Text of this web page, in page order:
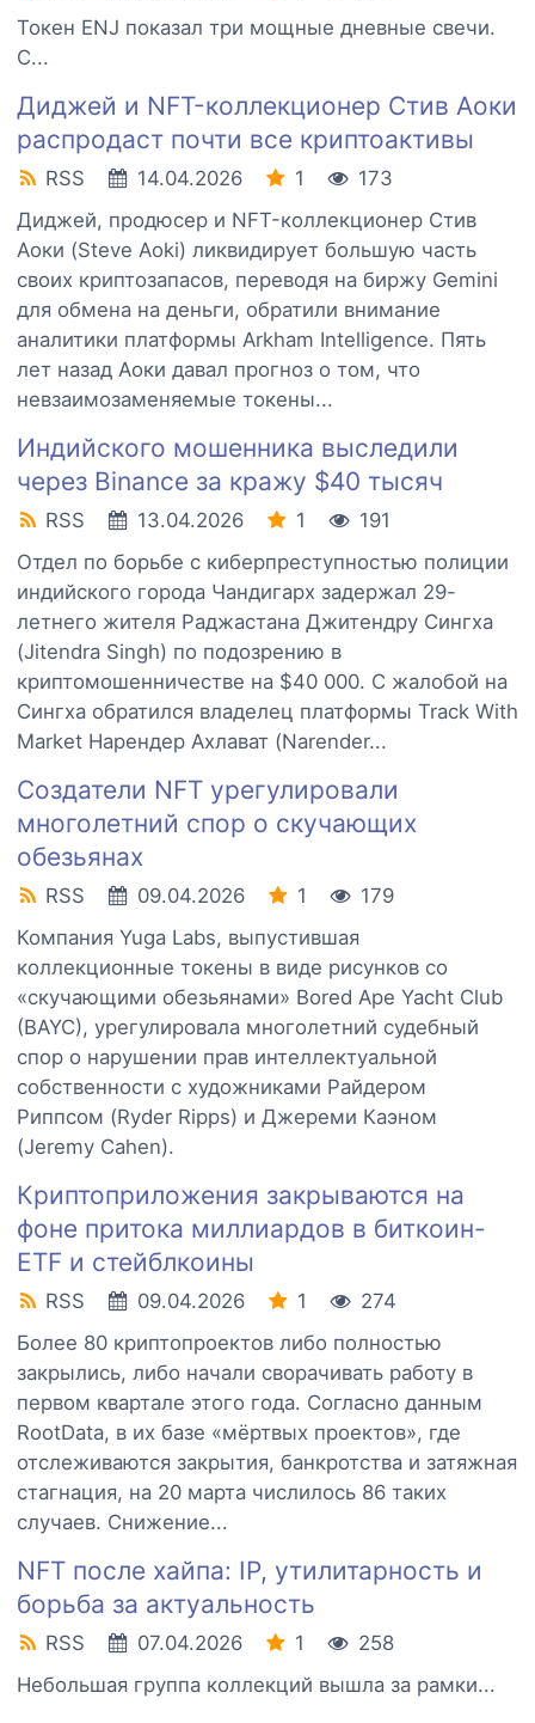
Токен ENJ показал три мощные дневные свечи.
С...
Диджей и NFT-коллекционер Стив Аоки
распродаст почти все криптоактивы
RSS 14.04.2026 1
173
Диджей, продюсер и NFT-коллекционер Стив
Аоки (Steve Aoki) ликвидирует большую часть
своих криптозапасов, переводя на биржу Gemini
для обмена на деньги, обратили внимание
аналитики платформы Arkham Intelligence. Пять
лет назад Аоки давал прогноз о том, что
невзаимозаменяемые токены...
Индийского мошенника выследили
через Binance за кражу $40 тысяч
RSS 13.04.2026 1
191
Отдел по борьбе с киберпреступностью полиции
индийского города Чандигарх задержал 29-
летнего жителя Раджастана Джитендру Сингха
(Jitendra Singh) по подозрению в
криптомошенничестве на $40 000. С жалобой на
Сингха обратился владелец платформы Track With
Market Нарендер Ахлават (Narender...
Создатели NFT урегулировали
многолетний спор о скучающих
обезьянах
RSS 09.04.2026 1
179
Компания Yuga Labs, выпустившая
коллекционные токены в виде рисунков со
«скучающими обезьянами» Bored Ape Yacht Club
(BAYC), урегулировала многолетний судебный
спор о нарушении прав интеллектуальной
собственности с художниками Райдером
Риппсом (Ryder Ripps) и Джереми Каэном
(Jeremy Cahen).
Криптоприложения закрываются на
фоне притока миллиардов в биткоин-
ETF и стейблкоины
RSS 09.04.2026 1
274
Более 80 криптопроектов либо полностью
закрылись, либо начали сворачивать работу в
первом квартале этого года. Согласно данным
RootData, в их базе «мёртвых проектов», где
отслеживаются закрытия, банкротства и затяжная
стагнация, на 20 марта числилось 86 таких
случаев. Снижение...
NFT после хайпа: IP, утилитарность и
борьба за актуальность
RSS 07.04.2026 1
258
Небольшая группа коллекций вышла за рамки...